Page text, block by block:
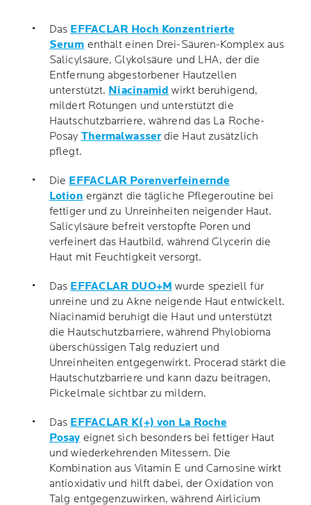
Das EFFACLAR Hoch Konzentrierte
Serum enthält einen Drei-Säuren-Komplex aus
Salicylsäure, Glykolsäure und LHA, der die
Entfernung abgestorbener Hautzellen
unterstützt. Niacinamid wirkt beruhigend,
mildert Rötungen und unterstützt die
Hautschutzbarriere, während das La Roche-
Posay Thermalwasserdie Haut zusätzlich
pflegt.
Die EFFACLAR Porenverfeinernde
Lotion ergänzt die tägliche Pflegeroutine bei
fettiger und zu Unreinheiten neigender Haut.
Salicylsäure befreit verstopfte Poren und
verfeinert das Hautbild, während Glycerin die
Haut mit Feuchtigkeit versorgt.
Das EFFACLAR DUO+M wurde speziell für
unreine und zu Akne neigende Haut entwickelt.
Niacinamid beruhigt die Haut und unterstützt
die Hautschutzbarriere, während Phylobioma
überschüssigen Talg reduziert und
Unreinheiten entgegenwirkt. Procerad stärkt die
Hautschutzbarriere und kann dazu beitragen,
Pickelmale sichtbar zu mildern.
Das EFFACLAR K(+) von La Roche
Posay eignet sich besonders bei fettiger Haut
und wiederkehrenden Mitessern. Die
Kombination aus Vitamin E und Carnosine wirkt
antioxidativ und hilft dabei, der Oxidation von
Talg entgegenzuwirken, während Airlicium